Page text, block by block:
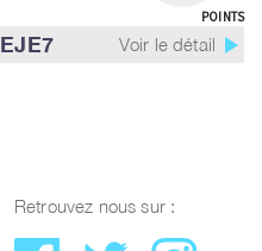
POINTS
Voir le détail play_arrow
Retrouvez nous sur :